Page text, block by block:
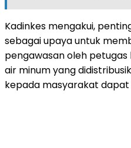
Kadinkes mengakui,
sebagai upaya untuk
pengawasan oleh
air minum yang
kepada masyarakat